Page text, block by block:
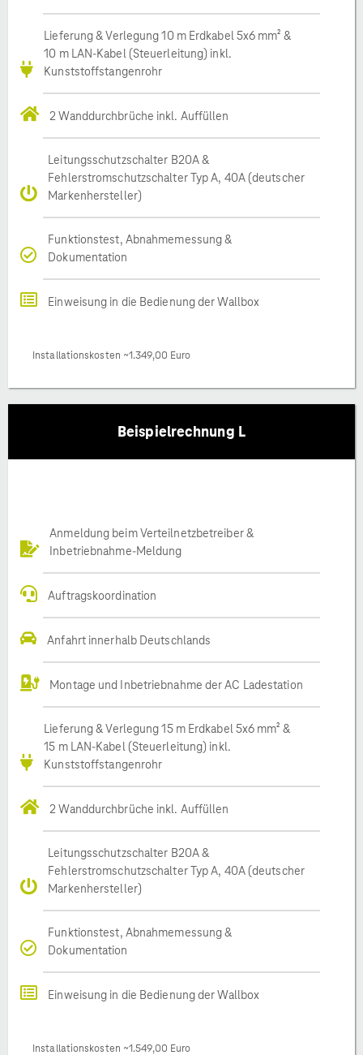
Lieferung & Verlegung 10 m Erdkabel 5x6 mm² &
10 m LAN-Kabel (Steuerleitung) inkl.
Kunststoffstangenrohr
2 Wanddurchbrüche inkl. Auffüllen
Leitungsschutzschalter B20A &
Fehlerstromschutzschalter Typ A, 40A (deutscher
Markenhersteller)
Funktionstest, Abnahmemessung &
Dokumentation
Einweisung in die Bedienung der Wallbox
Installationskosten ~1.349,00 Euro
Beispielrechnung L
Anmeldung beim Verteilnetzbetreiber &
Inbetriebnahme-Meldung
Auftragskoordination
Anfahrt innerhalb Deutschlands
Montage und Inbetriebnahme der AC Ladestation
Lieferung & Verlegung 15 m Erdkabel 5x6 mm² &
15 m LAN-Kabel (Steuerleitung) inkl.
Kunststoffstangenrohr
2 Wanddurchbrüche inkl. Auffüllen
Leitungsschutzschalter B20A &
Fehlerstromschutzschalter Typ A, 40A (deutscher
Markenhersteller)
Funktionstest, Abnahmemessung &
Dokumentation
Einweisung in die Bedienung der Wallbox
Installationskosten ~1.549,00 Euro